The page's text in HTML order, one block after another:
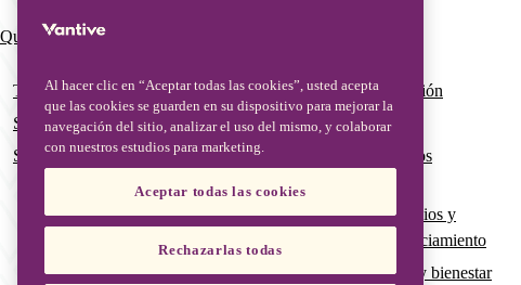
links
Main
navigation
Qué hacemos
Terapias
Soluciones digitales
Servicios avanzados y educación
Nuestro equipo de gestión
Nuestra historia global
Calidad global y asuntos
Subvenciones, patrocinios y
oportunidades de financiamiento
Pertenencia, inclusión y bienestar
Al hacer clic en “Aceptar todas las cookies”, usted acepta
que las cookies se guarden en su dispositivo para mejorar la
navegación del sitio, analizar el uso del mismo, y colaborar
con nuestros estudios para marketing.
Aceptar todas las cookies
Rechazarlas todas